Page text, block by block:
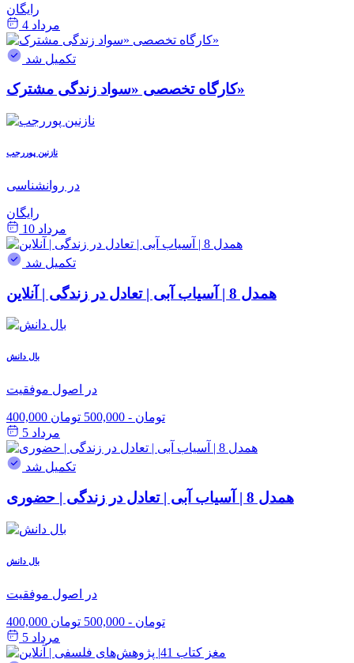
رایگان
مرداد 4
تکمیل شد
کارگاه تخصصی «سواد زندگی مشترک»
نازنین پوررجب
در روانشناسی
رایگان
مرداد 10
تکمیل شد
همدل 8 | آسیاب آبی | تعادل در زندگی | آنلاین
بال دانش
در اصول موفقیت
400,000 تومان - 500,000 تومان
مرداد 5
تکمیل شد
همدل 8 | آسیاب آبی | تعادل در زندگی | حضوری
بال دانش
در اصول موفقیت
400,000 تومان - 500,000 تومان
مرداد 5